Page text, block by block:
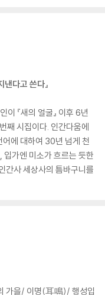
다고 쓴다』
이 『새의 얼굴』 이후 6년
째 시집이다. 인간다움에
에 대하여 30년 넘게 천
입가엔 미소가 흐르는 듯한
간사 세상사의 틈바구니를
가을/ 이명(耳鳴)/ 행성입